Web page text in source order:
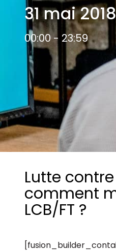
Les
nos
31 mai 2018
00:00 - 23:59
Lutte
comment
LCB/FT ?